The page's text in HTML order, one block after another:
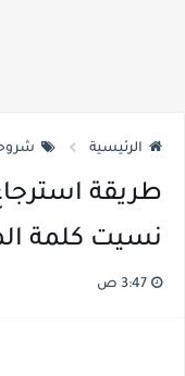
الرئيسية
طريقة
نسيت كلمة